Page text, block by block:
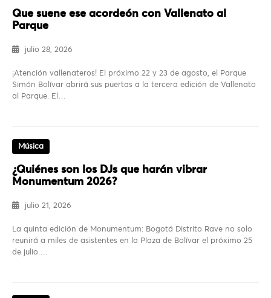
Que suene ese acordeón con Vallenato al
Parque
julio 28, 2026
¡Atención vallenateros! El próximo 22 y 23 de agosto, el Parque
Simón Bolívar abrirá sus puertas a la tercera edición de Vallenato
al Parque. El…
Música
¿Quiénes son los DJs que harán vibrar
Monumentum 2026?
julio 21, 2026
La quinta edición de Monumentum: Bogotá Distrito Rave no solo
reunirá a miles de asistentes en la Plaza de Bolívar el próximo 25
de julio.…